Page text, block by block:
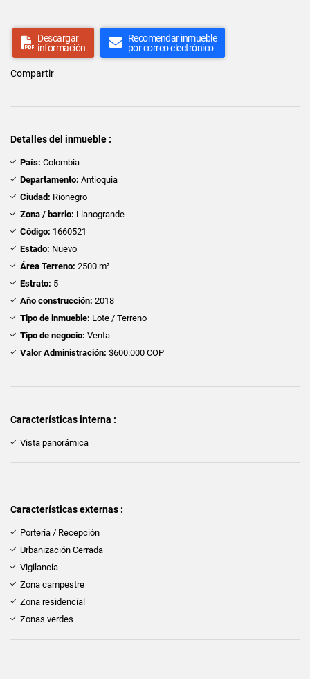
Descargar
información
Recomendar inmueble
por correo electrónico
Compartir
Detalles del inmueble :
País: Colombia
Departamento: Antioquia
Ciudad: Rionegro
Zona / barrio: Llanogrande
Código: 1660521
Estado: Nuevo
Área Terreno: 2500 m²
Estrato: 5
Año construcción: 2018
Tipo de inmueble: Lote / Terreno
Tipo de negocio: Venta
Valor Administración: $600.000 COP
Características interna :
Vista panorámica
Características externas :
Portería / Recepción
Urbanización Cerrada
Vigilancia
Zona campestre
Zona residencial
Zonas verdes